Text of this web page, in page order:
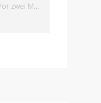
zwei Monaten